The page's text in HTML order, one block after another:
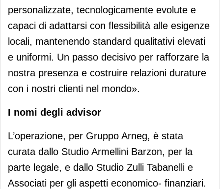
personalizzate, tecnologicamente evolute e
capaci di adattarsi con flessibilità alle esigenze
locali, mantenendo standard qualitativi elevati
e uniformi. Un passo decisivo per rafforzare la
nostra presenza e costruire relazioni durature
con i nostri clienti nel mondo».
I nomi degli advisor
L’operazione, per Gruppo Arneg, è stata
curata dallo Studio Armellini Barzon, per la
parte legale, e dallo Studio Zulli Tabanelli e
Associati per gli aspetti economico- finanziari.